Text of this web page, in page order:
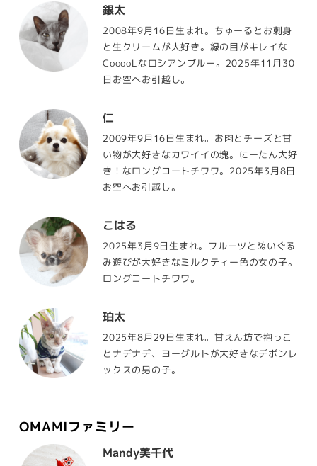
銀太
2008年9月16日生まれ。ちゅーるとお刺身
と生クリームが大好き。緑の目がキレイな
CooooLなロシアンブルー。2025年11月30
日お空へお引越し。
仁
2009年9月16日生まれ。お肉とチーズと甘
い物が大好きなカワイイの塊。にーたん大好
き！なロングコートチワワ。2025年3月8日
お空へお引越し。
こはる
2025年3月9日生まれ。フルーツとぬいぐる
み遊びが大好きなミルクティー色の女の子。
ロングコートチワワ。
珀太
2025年8月29日生まれ。甘えん坊で抱っこ
とナデナデ、ヨーグルトが大好きなデボンレ
ックスの男の子。
OMAMIファミリー
Mandy美千代